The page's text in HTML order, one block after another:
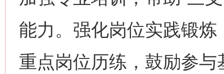
能力。强化岗位实践锻
重点岗位历练，鼓励参